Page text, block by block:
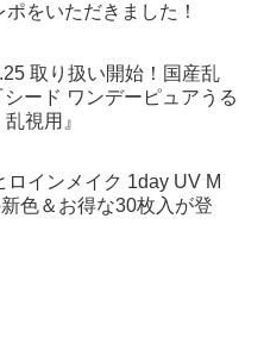
ポをいただきました！
取り扱い開始！国産乱
ード ワンデーピュアうる
視用』
ロインメイク 1day UV M
色＆お得な30枚入が登